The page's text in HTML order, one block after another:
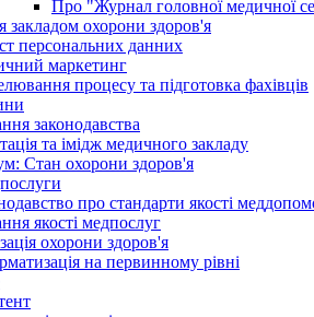
Про "Журнал головної медичної
закладом охорони здоров'я
персональних данних
маркетинг
процесу та підготовка фахівців
законодавства
та імідж медичного закладу
Стан охорони здоров'я
про стандарти якості
якості медпослуг
охорони здоров'я
на первинному рівні